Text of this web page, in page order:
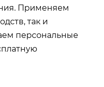
Применяем
так и
персональные